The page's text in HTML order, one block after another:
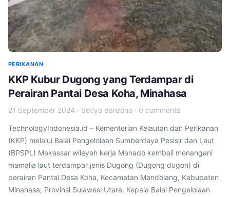
PERIKANAN
KKP Kubur Dugong yang Terdampar di
Perairan Pantai Desa Koha, Minahasa
21 September 2024 · Setiyo Bardono · 0 comments
TechnologyIndonesia.id – Kementerian Kelautan dan Perikanan
(KKP) melalui Balai Pengelolaan Sumberdaya Pesisir dan Laut
(BPSPL) Makassar wilayah kerja Manado kembali menangani
mamalia laut terdampar jenis Dugong (Dugong dugon) di
perairan Pantai Desa Koha, Kecamatan Mandolang, Kabupaten
Minahasa, Provinsi Sulawesi Utara. Kepala Balai Pengelolaan